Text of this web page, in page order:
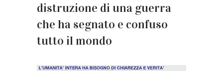
distruzione di una guerra
che ha segnato e confuso
tutto il mondo